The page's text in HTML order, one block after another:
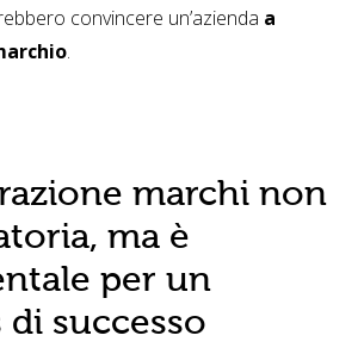
convincere un’azienda a
.
marchi non
ma è
per un
di successo